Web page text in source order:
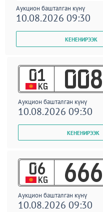
Аукцион башталган күнү
10.08.2026 09:30
01
KG 008
Аукцион башталган күнү
10.08.2026 09:30
06
KG 666
Аукцион башталган күнү
10.08.2026 09:30